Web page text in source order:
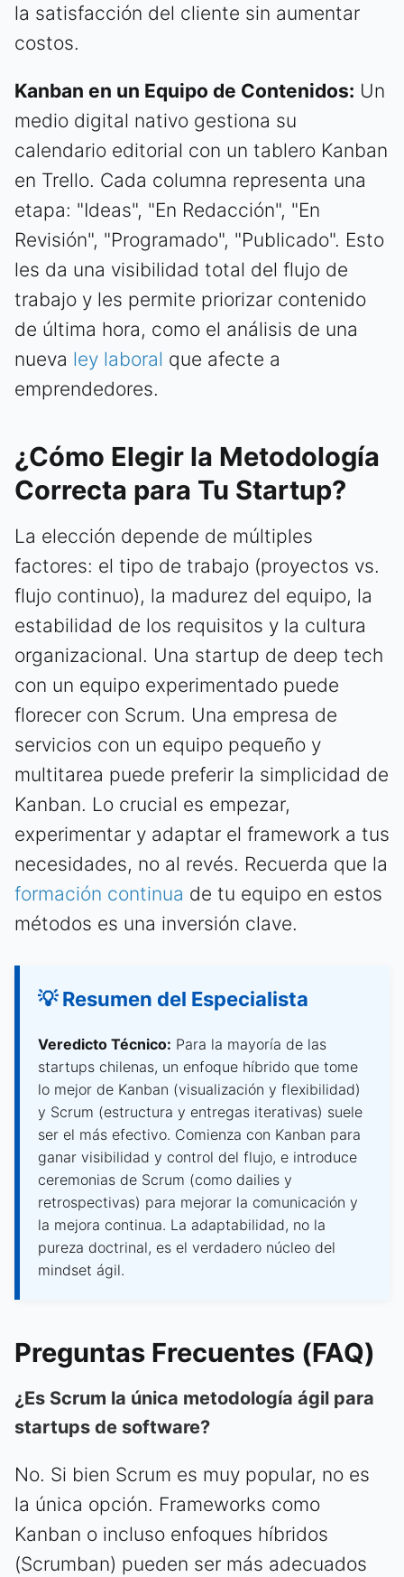
la satisfacción del cliente sin aumentar
costos.
Kanban en un Equipo de Contenidos: Un
medio digital nativo gestiona su
calendario editorial con un tablero Kanban
en Trello. Cada columna representa una
etapa: "Ideas", "En Redacción", "En
Revisión", "Programado", "Publicado". Esto
les da una visibilidad total del flujo de
trabajo y les permite priorizar contenido
de última hora, como el análisis de una
nueva ley laboral que afecte a
emprendedores.
¿Cómo Elegir la Metodología
Correcta para Tu Startup?
La elección depende de múltiples
factores: el tipo de trabajo (proyectos vs.
flujo continuo), la madurez del equipo, la
estabilidad de los requisitos y la cultura
organizacional. Una startup de deep tech
con un equipo experimentado puede
florecer con Scrum. Una empresa de
servicios con un equipo pequeño y
multitarea puede preferir la simplicidad de
Kanban. Lo crucial es empezar,
experimentar y adaptar el framework a tus
necesidades, no al revés. Recuerda que la
formación continua de tu equipo en estos
métodos es una inversión clave.
💡 Resumen del Especialista
Veredicto Técnico: Para la mayoría de las
startups chilenas, un enfoque híbrido que tome
lo mejor de Kanban (visualización y flexibilidad)
y Scrum (estructura y entregas iterativas) suele
ser el más efectivo. Comienza con Kanban para
ganar visibilidad y control del flujo, e introduce
ceremonias de Scrum (como dailies y
retrospectivas) para mejorar la comunicación y
la mejora continua. La adaptabilidad, no la
pureza doctrinal, es el verdadero núcleo del
mindset ágil.
Preguntas Frecuentes (FAQ)
¿Es Scrum la única metodología ágil para
startups de software?
No. Si bien Scrum es muy popular, no es
la única opción. Frameworks como
Kanban o incluso enfoques híbridos
(Scrumban) pueden ser más adecuados